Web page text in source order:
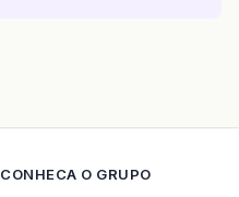
CONHECA O GRUPO